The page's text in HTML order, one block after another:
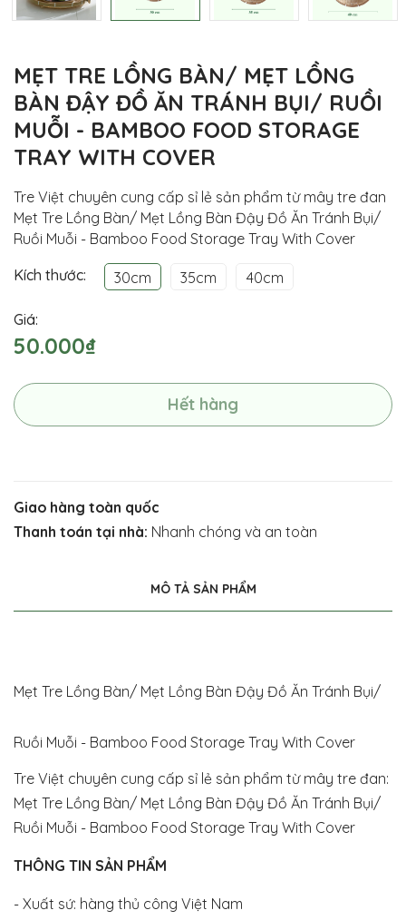
MẸT TRE LỒNG BÀN/ MẸT LỒNG
BÀN ĐẬY ĐỒ ĂN TRÁNH BỤI/ RUỒI
MUỖI - BAMBOO FOOD STORAGE
TRAY WITH COVER
Tre Việt chuyên cung cấp sỉ lẻ sản phẩm từ mây tre đan
Mẹt Tre Lồng Bàn/ Mẹt Lồng Bàn Đậy Đồ Ăn Tránh Bụi/
Ruồi Muỗi - Bamboo Food Storage Tray With Cover
Kích thước:
30cm 35cm 40cm
Giá:
50.000₫
Hết hàng
Giao hàng toàn quốc
Thanh toán tại nhà: Nhanh chóng và an toàn
MÔ TẢ SẢN PHẨM
Mẹt Tre Lồng Bàn/ Mẹt Lồng Bàn Đậy Đồ Ăn Tránh Bụi/
Ruồi Muỗi - Bamboo Food Storage Tray With Cover
Tre Việt chuyên cung cấp sỉ lẻ sản phẩm từ mây tre đan:
Mẹt Tre Lồng Bàn/ Mẹt Lồng Bàn Đậy Đồ Ăn Tránh Bụi/
Ruồi Muỗi - Bamboo Food Storage Tray With Cover
THÔNG TIN SẢN PHẨM
- Xuất sứ: hàng thủ công Việt Nam